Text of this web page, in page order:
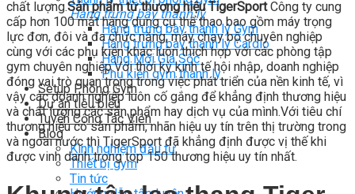
Hàng trưng bày thanh lý
Hàng trưng bày thanh lý Gym
Hàng trưng bày thanh lý Cardio
Hàng Mới Giá Sốc
Phụ kiện gym thanh lý
Setup Phòng Gym
Dự án tiêu biểu
Tuyển Cộng Tác Viên
Blog
Kinh nghiệm đầu tư
Thiết bị gym
Tin tức
chất lượng.Sản phẩm từ thương hiệu TigerSportCông ty cung
cấp hơn 100 mặt hàng dụng cụ thể thao bao gồm máy trọng
lực đơn, đôi và đa chức năng, máy chạy bộ chuyên nghiệp
cùng với các phụ kiện khác luôn thích hợp với các phòng tập
gym chuyên nghiệp.Với thời kỳ kinh tế hội nhập, doanh nghiệp
đóng vai trò quan trọng trong việc phát triển của nền kinh tế, vì
vậy các doanh nghiệp luôn cố gắng để khẳng định thương hiệu
và chất lượng các sản phẩm hay dịch vụ của mình.Với tiêu chí
thương hiệu có sản phẩm, nhãn hiệu uy tín trên thị trường trong
và ngoài nước thì TigerSport đã khẳng định được vị thế khi
được vinh danh trong top 150 thương hiệu uy tín nhất.